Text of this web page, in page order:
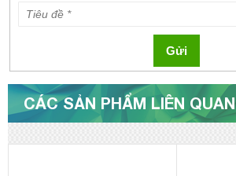
Gửi
CÁC SẢN PHẨM LIÊN QUAN